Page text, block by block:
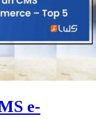
e-